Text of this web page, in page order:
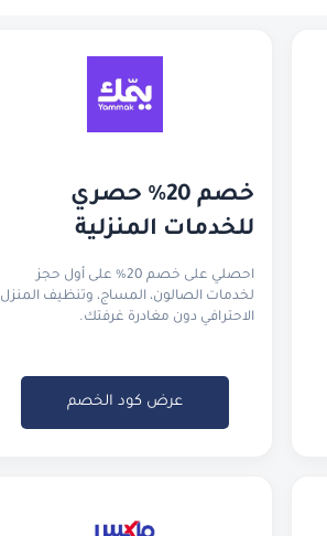
للخدمات المنزلية
احصلي على خصم 20% على أول حجز
لخدمات الصالون، المساج، وتنظيف المنزل
الاحترافي دون مغادرة غرفتك.
عرض كود الخصم